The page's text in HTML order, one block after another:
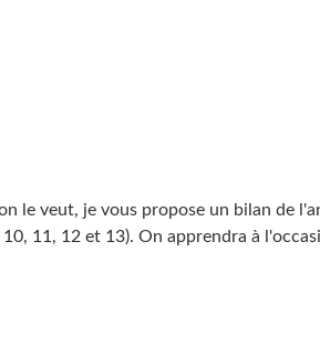
le veut, je vous propose un bilan de
11, 12 et 13). On apprendra à